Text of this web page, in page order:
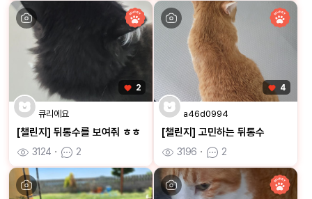
2
큐리에요
[챌린지] 뒤통수를 보여줘 ㅎㅎ
3124 ㆍ 2
4
a46d0994
[챌린지] 고민하는 뒤통수
3196 ㆍ 2